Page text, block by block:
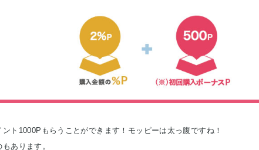
ト1000Pもらうことができます！モッピーは太っ腹ですね！
あります。